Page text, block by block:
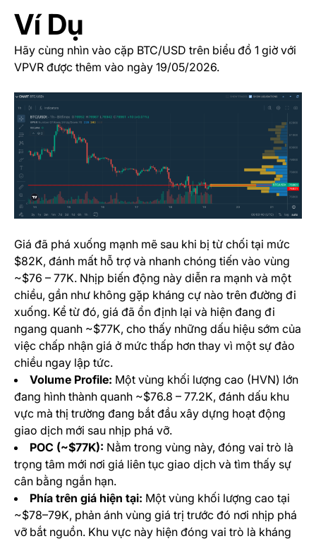
Ví Dụ
Hãy cùng nhìn vào cặp BTC/USD trên biểu đồ 1 giờ với
VPVR được thêm vào ngày 19/05/2026.
Giá đã phá xuống mạnh mẽ sau khi bị từ chối tại mức
$82K, đánh mất hỗ trợ và nhanh chóng tiến vào vùng
~$76 – 77K. Nhịp biến động này diễn ra mạnh và một
chiều, gần như không gặp kháng cự nào trên đường đi
xuống. Kể từ đó, giá đã ổn định lại và hiện đang đi
ngang quanh ~$77K, cho thấy những dấu hiệu sớm của
việc chấp nhận giá ở mức thấp hơn thay vì một sự đảo
chiều ngay lập tức.
Volume Profile: Một vùng khối lượng cao (HVN) lớn
đang hình thành quanh ~$76.8 – 77.2K, đánh dấu khu
vực mà thị trường đang bắt đầu xây dựng hoạt động
giao dịch mới sau nhịp phá vỡ.
POC (~$77K): Nằm trong vùng này, đóng vai trò là
trọng tâm mới nơi giá liên tục giao dịch và tìm thấy sự
cân bằng ngắn hạn.
Phía trên giá hiện tại: Một vùng khối lượng cao tại
~$78–79K, phản ánh vùng giá trị trước đó nơi nhịp phá
vỡ bắt nguồn. Khu vực này hiện đóng vai trò là kháng